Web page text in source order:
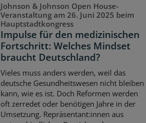
Johnson & Johnson Open House-
Veranstaltung am 26. Juni 2025 beim
Hauptstadtkongress
Impulse für den medizinischen
Fortschritt: Welches Mindset
braucht Deutschland?
Vieles muss anders werden, weil das
deutsche Gesundheitswesen nicht bleiben
kann, wie es ist. Doch Reformen werden
oft zerredet oder benötigen Jahre in der
Umsetzung. Repräsentant:innen aus